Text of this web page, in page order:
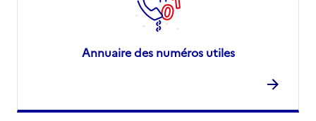
Annuaire des numéros utiles